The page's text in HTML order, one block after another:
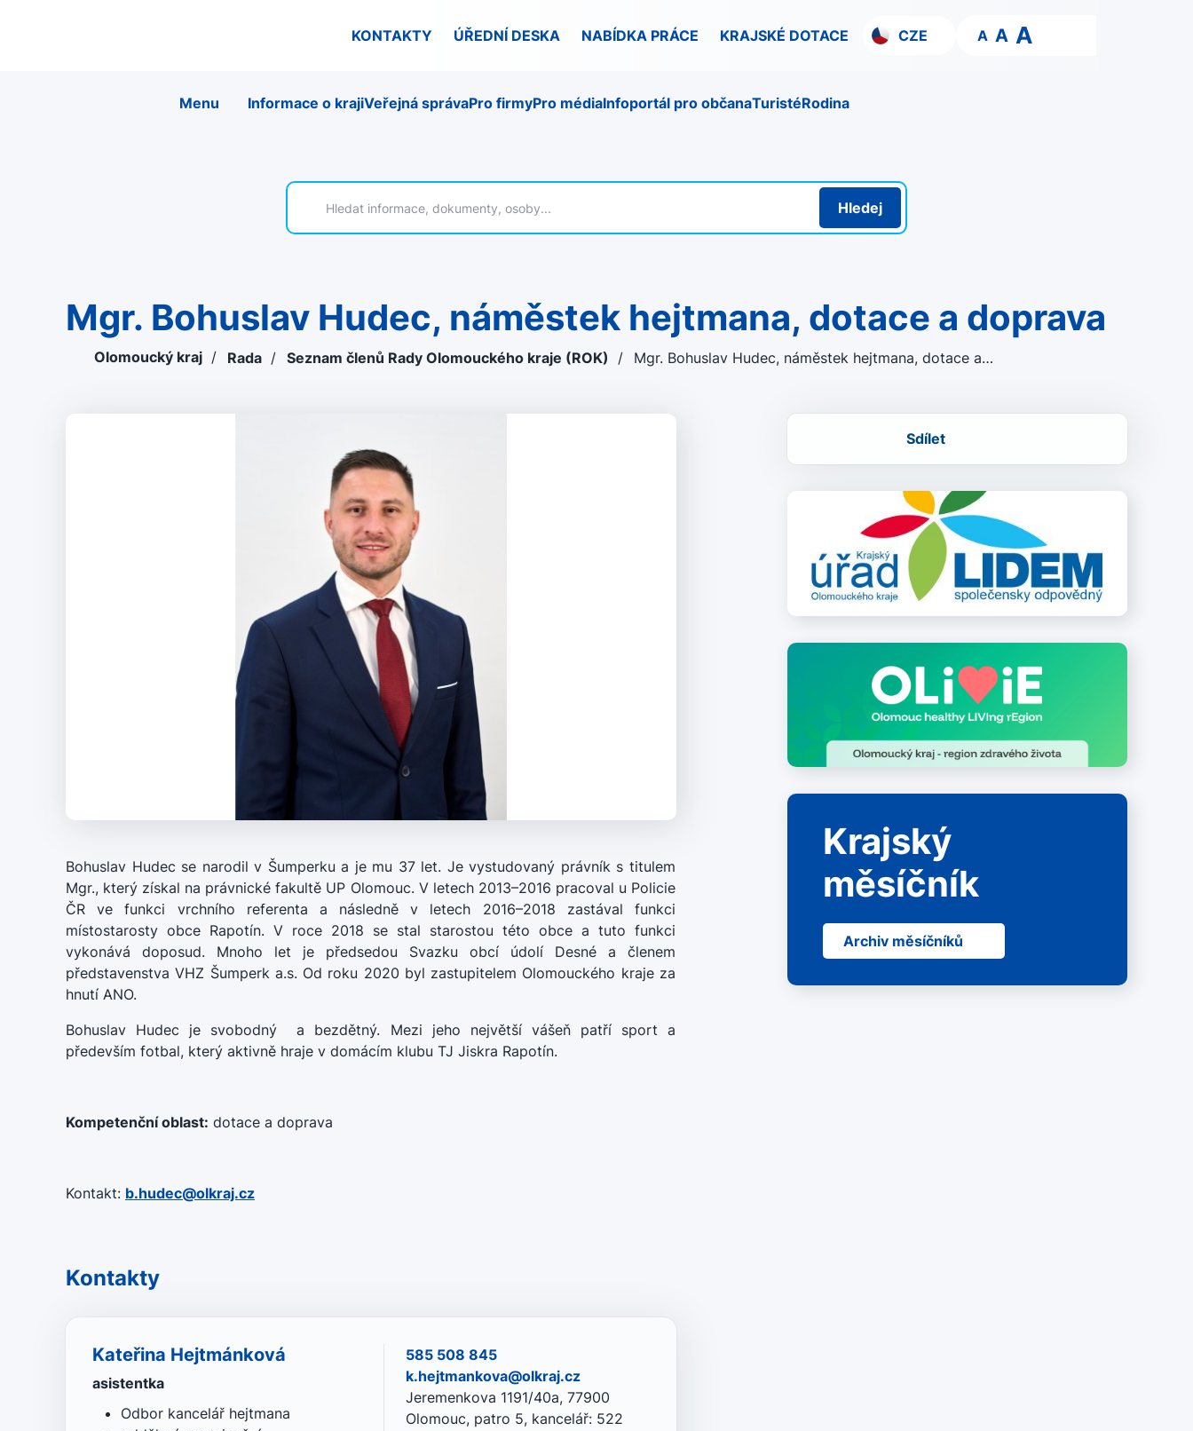
KONTAKTY ÚŘEDNÍ DESKA NABÍDKA PRÁCE KRAJSKÉ DOTACE CZE A A A
Menu Informace o krajiVeřejná správaPro firmyPro médiaInfoportál pro občanaTuristéRodina
Hledej
Mgr. Bohuslav Hudec, náměstek hejtmana, dotace a doprava
Olomoucký kraj / Rada / Seznam členů Rady Olomouckého kraje (ROK) / Mgr. Bohuslav Hudec, náměstek hejtmana, dotace a…
Bohuslav Hudec se narodil v Šumperku a je mu 37 let. Je vystudovaný právník s titulem
Mgr., který získal na právnické fakultě UP Olomouc. V letech 2013–2016 pracoval u Policie
ČR ve funkci vrchního referenta a následně v letech 2016–2018 zastával funkci
místostarosty obce Rapotín. V roce 2018 se stal starostou této obce a tuto funkci
vykonává doposud. Mnoho let je předsedou Svazku obcí údolí Desné a členem
představenstva VHZ Šumperk a.s. Od roku 2020 byl zastupitelem Olomouckého kraje za
hnutí ANO.
Bohuslav Hudec je svobodný a bezdětný. Mezi jeho největší vášeň patří sport a
především fotbal, který aktivně hraje v domácím klubu TJ Jiskra Rapotín.
Kompetenční oblast: dotace a doprava
Kontakt: b.hudec@olkraj.cz
Kontakty
Kateřina Hejtmánková
asistentka
Odbor kancelář hejtmana
585 508 845
k.hejtmankova@olkraj.cz
Jeremenkova 1191/40a, 77900
Olomouc, patro 5, kancelář: 522
Sdílet
Krajský
měsíčník
Archiv měsíčníků